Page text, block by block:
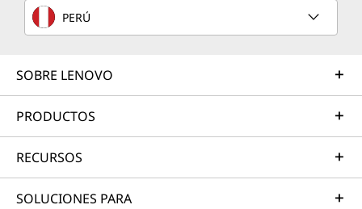
PERÚ
SOBRE LENOVO
PRODUCTOS
RECURSOS
SOLUCIONES PARA